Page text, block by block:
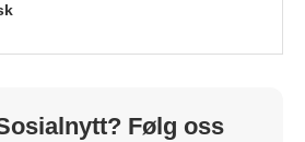
Følg oss